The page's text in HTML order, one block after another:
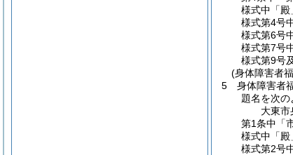
様式中「殿
様式第4号
様式第6号
様式第7号
様式第9号
(身体障害者
5
身体障害者
題名を次の
大東市
第1条中「
様式中「殿
様式第2号